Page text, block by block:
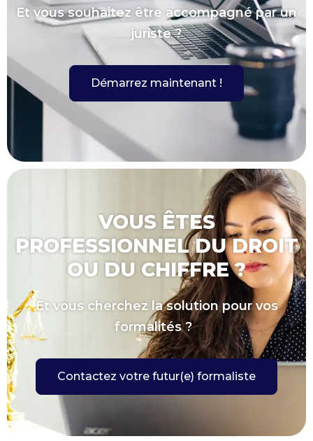
Et vous souhaitez être accompagné par un
juriste ?
Démarrez maintenant !
VOUS ÊTES
PROFESSIONNEL DU DROIT
OU DU CHIFFRE ?
Et vous cherchez la solution pour vos
formalités ?
Contactez votre futur(e) formaliste